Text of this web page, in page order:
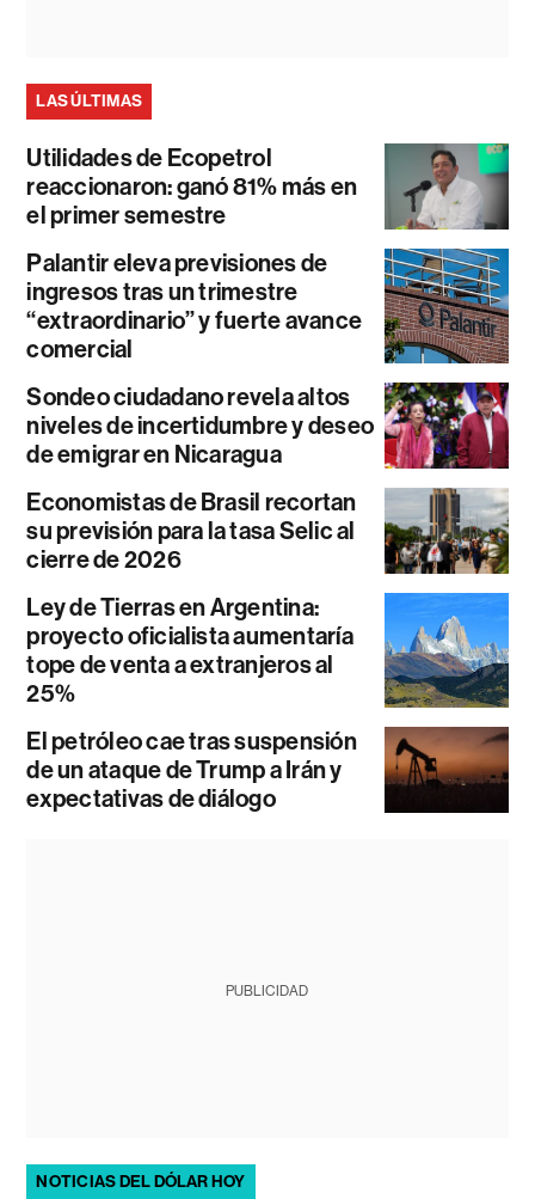
LAS ÚLTIMAS
Utilidades de Ecopetrol
reaccionaron: ganó 81% más en
el primer semestre
Palantir eleva previsiones de
ingresos tras un trimestre
“extraordinario” y fuerte avance
comercial
Sondeo ciudadano revela altos
niveles de incertidumbre y deseo
de emigrar en Nicaragua
Economistas de Brasil recortan
su previsión para la tasa Selic al
cierre de 2026
Ley de Tierras en Argentina:
proyecto oficialista aumentaría
tope de venta a extranjeros al
25%
El petróleo cae tras suspensión
de un ataque de Trump a Irán y
expectativas de diálogo
PUBLICIDAD
NOTICIAS DEL DÓLAR HOY